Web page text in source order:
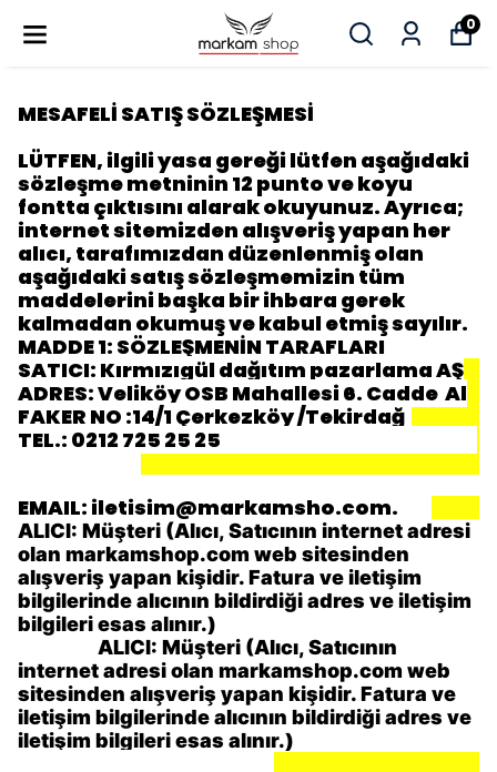
0
MESAFELİ SATIŞ SÖZLEŞMESİ
LÜTFEN, ilgili yasa gereği lütfen aşağıdaki
sözleşme metninin 12 punto ve koyu
fontta çıktısını alarak okuyunuz. Ayrıca;
internet sitemizden alışveriş yapan her
alıcı, tarafımızdan düzenlenmiş olan
aşağıdaki satış sözleşmemizin tüm
maddelerini başka bir ihbara gerek
kalmadan okumuş ve kabul etmiş sayılır.
MADDE 1: SÖZLEŞMENİN TARAFLARI
SATICI: Kırmızıgül dağıtım pazarlama AŞ
ADRES:Veliköy OSB Mahallesi 6. Cadde Al
FAKER NO :14/1 Çerkezköy /Tekirdağ
TEL.: 0212 725 25 25
EMAIL: iletisim@markamsho.com.
ALICI: Müşteri (Alıcı, Satıcının internet adresi
olan markamshop.com web sitesinden
alışveriş yapan kişidir. Fatura ve iletişim
bilgilerinde alıcının bildirdiği adres ve iletişim
bilgileri esas alınır.)
ALICI: Müşteri (Alıcı, Satıcının
internet adresi olan markamshop.com web
sitesinden alışveriş yapan kişidir. Fatura ve
iletişim bilgilerinde alıcının bildirdiği adres ve
iletişim bilgileri esas alınır.)